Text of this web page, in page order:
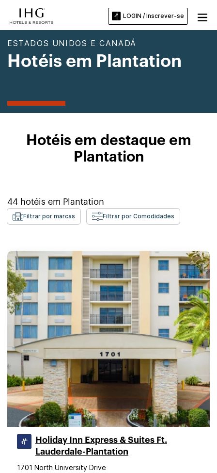
LOGIN / Inscrever-se
ESTADOS UNIDOS E CANADÁ
Hotéis em Plantation
Hotéis em destaque em
Plantation
44 hotéis em Plantation
Filtrar por marcas Filtrar por Comodidades
Holiday Inn Express & Suites Ft.
Lauderdale-Plantation
1701 North University Drive